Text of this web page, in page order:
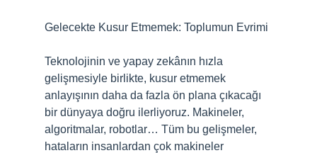
Gelecekte Kusur Etmemek: Toplumun Evrimi
Teknolojinin ve yapay zekânın hızla
gelişmesiyle birlikte, kusur etmemek
anlayışının daha da fazla ön plana çıkacağı
bir dünyaya doğru ilerliyoruz. Makineler,
algoritmalar, robotlar… Tüm bu gelişmeler,
hataların insanlardan çok makineler